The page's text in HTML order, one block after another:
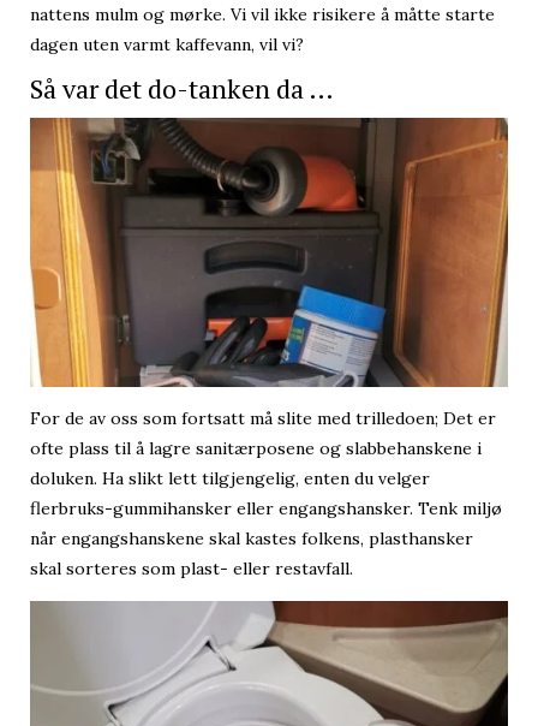
nattens mulm og mørke. Vi vil ikke risikere å måtte starte
dagen uten varmt kaffevann, vil vi?
Så var det do-tanken da …
For de av oss som fortsatt må slite med trilledoen; Det er
ofte plass til å lagre sanitærposene og slabbehanskene i
doluken. Ha slikt lett tilgjengelig, enten du velger
flerbruks-gummihansker eller engangshansker. Tenk miljø
når engangshanskene skal kastes folkens, plasthansker
skal sorteres som plast- eller restavfall.